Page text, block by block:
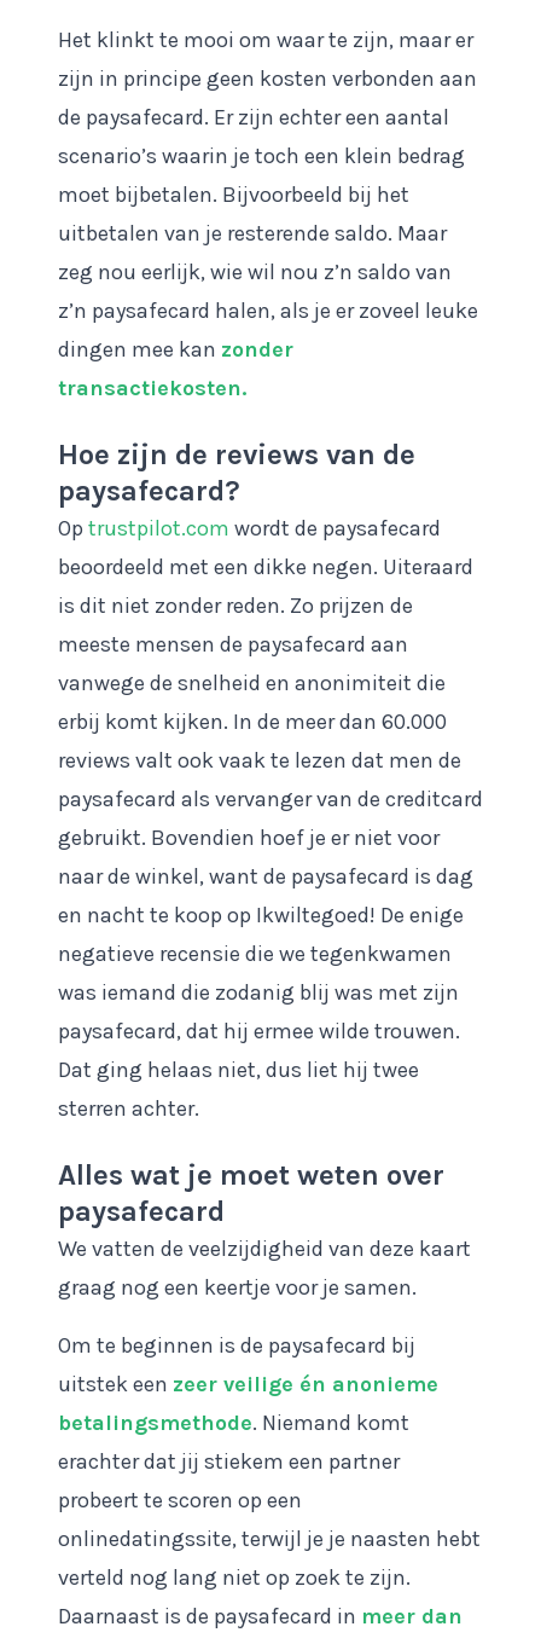
Het klinkt te mooi om waar te zijn, maar er
zijn in principe geen kosten verbonden aan
de paysafecard. Er zijn echter een aantal
scenario’s waarin je toch een klein bedrag
moet bijbetalen. Bijvoorbeeld bij het
uitbetalen van je resterende saldo. Maar
zeg nou eerlijk, wie wil nou z’n saldo van
z’n paysafecard halen, als je er zoveel leuke
dingen mee kan zonder
transactiekosten.
Hoe zijn de reviews van de
paysafecard?
Op trustpilot.com wordt de paysafecard
beoordeeld met een dikke negen. Uiteraard
is dit niet zonder reden. Zo prijzen de
meeste mensen de paysafecard aan
vanwege de snelheid en anonimiteit die
erbij komt kijken. In de meer dan 60.000
reviews valt ook vaak te lezen dat men de
paysafecard als vervanger van de creditcard
gebruikt. Bovendien hoef je er niet voor
naar de winkel, want de paysafecard is dag
en nacht te koop op Ikwiltegoed! De enige
negatieve recensie die we tegenkwamen
was iemand die zodanig blij was met zijn
paysafecard, dat hij ermee wilde trouwen.
Dat ging helaas niet, dus liet hij twee
sterren achter.
Alles wat je moet weten over
paysafecard
We vatten de veelzijdigheid van deze kaart
graag nog een keertje voor je samen.
Om te beginnen is de paysafecard bij
uitstek een zeer veilige én anonieme
betalingsmethode. Niemand komt
erachter dat jij stiekem een partner
probeert te scoren op een
onlinedatingssite, terwijl je je naasten hebt
verteld nog lang niet op zoek te zijn.
Daarnaast is de paysafecard in meer dan